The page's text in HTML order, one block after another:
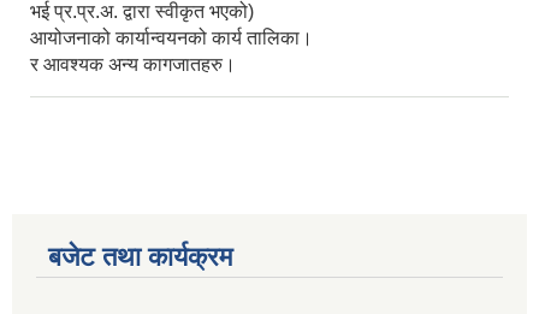
भई प्र.प्र.अ. द्वारा स्वीकृत भएको)
आयोजनाको कार्यान्वयनको कार्य तालिका।
र आवश्यक अन्य कागजातहरु।
बजेट तथा कार्यक्रम